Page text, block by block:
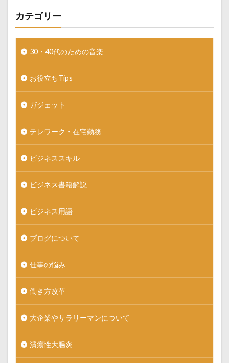
カテゴリー
30・40代のための音楽
お役立ちTips
ガジェット
テレワーク・在宅勤務
ビジネススキル
ビジネス書籍解説
ビジネス用語
ブログについて
仕事の悩み
働き方改革
大企業やサラリーマンについて
潰瘍性大腸炎